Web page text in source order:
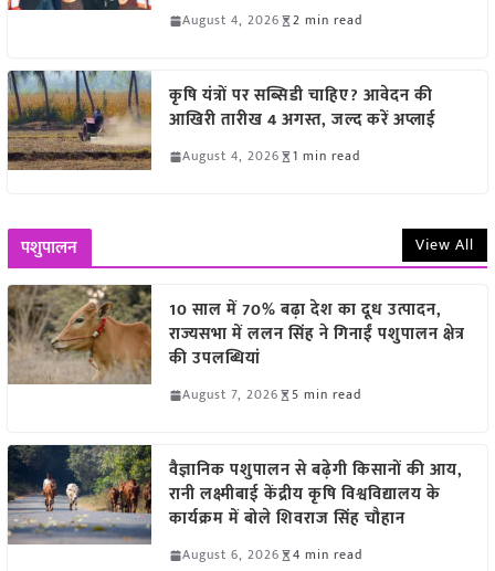
August 4, 2026 2 min read
कृषि यंत्रों पर सब्सिडी चाहिए? आवेदन की
आखिरी तारीख 4 अगस्त, जल्द करें अप्लाई
August 4, 2026 1 min read
पशुपालन View All
10 साल में 70% बढ़ा देश का दूध उत्पादन,
राज्यसभा में ललन सिंह ने गिनाईं पशुपालन क्षेत्र
की उपलब्धियां
August 7, 2026 5 min read
वैज्ञानिक पशुपालन से बढ़ेगी किसानों की आय,
रानी लक्ष्मीबाई केंद्रीय कृषि विश्वविद्यालय के
कार्यक्रम में बोले शिवराज सिंह चौहान
August 6, 2026 4 min read